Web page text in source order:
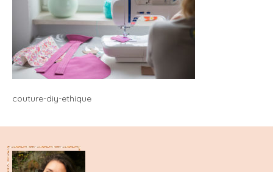
couture-diy-ethique